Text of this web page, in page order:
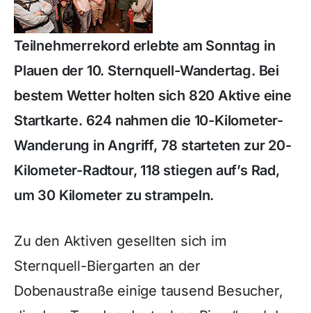
Teilnehmerrekord erlebte am Sonntag in
Plauen der 10. Sternquell-Wandertag. Bei
bestem Wetter holten sich 820 Aktive eine
Startkarte. 624 nahmen die 10-Kilometer-
Wanderung in Angriff, 78 starteten zur 20-
Kilometer-Radtour, 118 stiegen auf’s Rad,
um 30 Kilometer zu strampeln.
Zu den Aktiven gesellten sich im
Sternquell-Biergarten an der
Dobenaustraße einige tausend Besucher,